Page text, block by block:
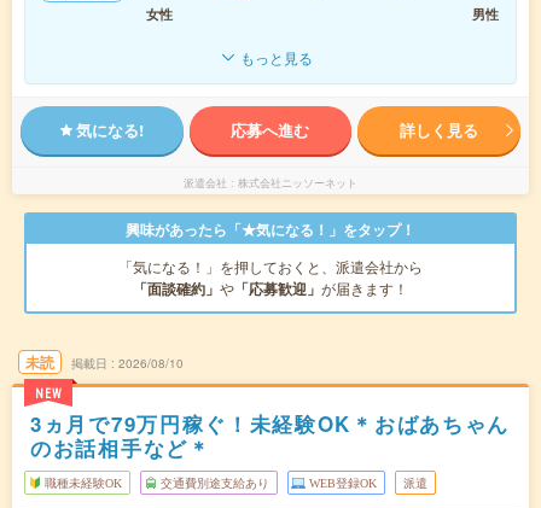
女性
男性
もっと見る
気になる! 応募へ進む 詳しく見る
派遣会社 株式会社ニッソーネット
興味があったら「★気になる！」をタップ！
「気になる！」を押しておくと、派遣会社から
「面談確約」 や 「応募歓迎」 が届きます！
未読
NEW
掲載日 2026/08/10
3ヵ月で79万円稼ぐ！未経験OK＊おばあちゃん
のお話相手など＊
職種未経験OK 交通費別途支給あり WEB登録OK 派遣